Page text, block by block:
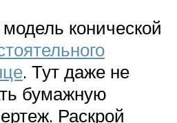
конической
. Тут даже не
бумажную
Раскрой